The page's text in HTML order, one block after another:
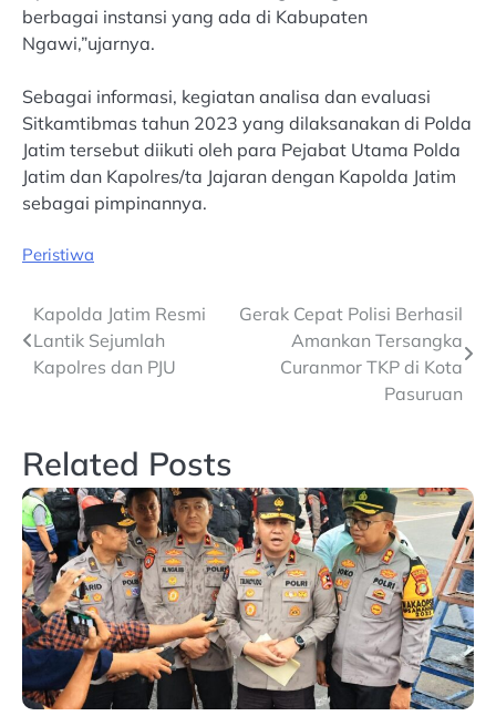
berbagai instansi yang ada di Kabupaten
Ngawi,”ujarnya.
Sebagai informasi, kegiatan analisa dan evaluasi
Sitkamtibmas tahun 2023 yang dilaksanakan di Polda
Jatim tersebut diikuti oleh para Pejabat Utama Polda
Jatim dan Kapolres/ta Jajaran dengan Kapolda Jatim
sebagai pimpinannya.
Peristiwa
Post
navigation
Kapolda Jatim Resmi
Lantik Sejumlah
Kapolres dan PJU
Gerak Cepat Polisi Berhasil
Amankan Tersangka
Curanmor TKP di Kota
Pasuruan
Related Posts